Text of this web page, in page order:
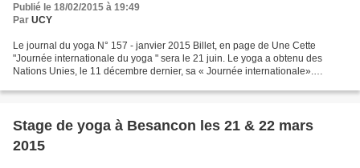
Publié le 18/02/2015 à 19:49
Par UCY
Le journal du yoga N° 157 - janvier 2015 Billet, en page de Une Cette
"Journée internationale du yoga " sera le 21 juin. Le yoga a obtenu des
Nations Unies, le 11 décembre dernier, sa « Journée internationale».
Stage de yoga à Besancon les 21 & 22 mars
2015